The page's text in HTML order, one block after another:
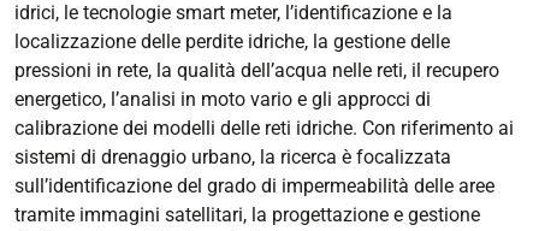
idrici, le tecnologie smart meter, l’identificazione e la
localizzazione delle perdite idriche, la gestione delle
pressioni in rete, la qualità dell’acqua nelle reti, il recupero
energetico, l’analisi in moto vario e gli approcci di
calibrazione dei modelli delle reti idriche. Con riferimento ai
sistemi di drenaggio urbano, la ricerca è focalizzata
sull’identificazione del grado di impermeabilità delle aree
tramite immagini satellitari, la progettazione e gestione